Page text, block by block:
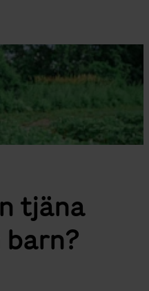
tjäna
barn?